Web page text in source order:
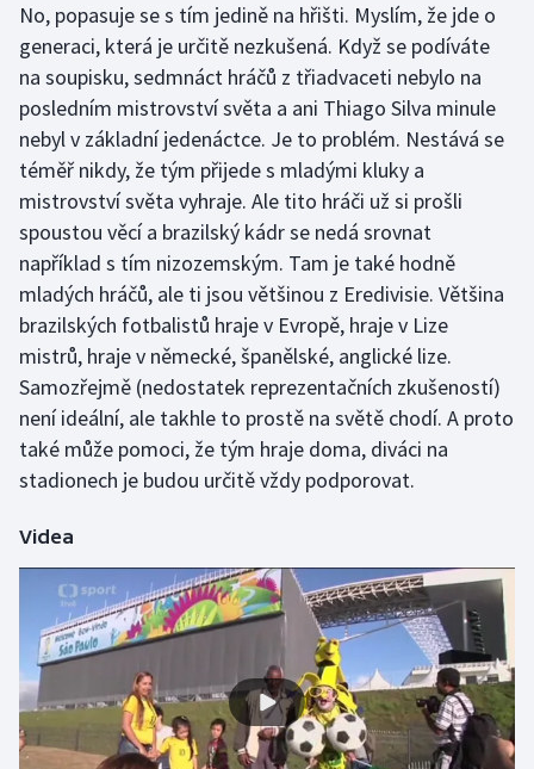
No, popasuje se s tím jedině na hřišti. Myslím, že jde o
generaci, která je určitě nezkušená. Když se podíváte
na soupisku, sedmnáct hráčů z třiadvaceti nebylo na
posledním mistrovství světa a ani Thiago Silva minule
nebyl v základní jedenáctce. Je to problém. Nestává se
téměř nikdy, že tým přijede s mladými kluky a
mistrovství světa vyhraje. Ale tito hráči už si prošli
spoustou věcí a brazilský kádr se nedá srovnat
například s tím nizozemským. Tam je také hodně
mladých hráčů, ale ti jsou většinou z Eredivisie. Většina
brazilských fotbalistů hraje v Evropě, hraje v Lize
mistrů, hraje v německé, španělské, anglické lize.
Samozřejmě (nedostatek reprezentačních zkušeností)
není ideální, ale takhle to prostě na světě chodí. A proto
také může pomoci, že tým hraje doma, diváci na
stadionech je budou určitě vždy podporovat.
Videa